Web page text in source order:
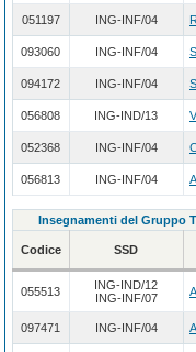
051197 ING-INF/04
093060 ING-INF/04
094172 ING-INF/04
056808 ING-IND/13
052368 ING-INF/04
056813 ING-INF/04
Insegnamenti del Gruppo
Codice SSD
055513
ING-IND/12
ING-INF/07
097471 ING-INF/04